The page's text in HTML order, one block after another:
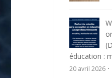
éducation :
20 avril 2026